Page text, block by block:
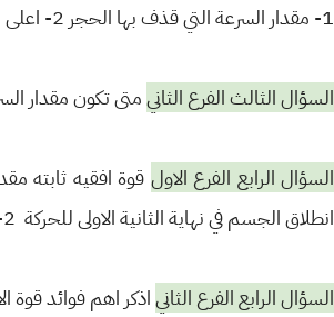
1- مقدار السرعة التي قذف بها الحجر 2- اعلى ارتفاع يصله الحجر فوق سطح الارض 3- الازاحة الكلية والزمن الكلي خلال حركته
السؤال الثالث الفرع الثانيمتى تكون مقدار
السؤال الرابع الفرع الاول
انطلاق الجسم في نهاية الثانية الاولى للحركة 2- الازاحة التي قطعها الجسم خلال 3 ثانية من بدء الحركة
السؤال الرابع الفرع الثانياذكر اهم فوائد قوة